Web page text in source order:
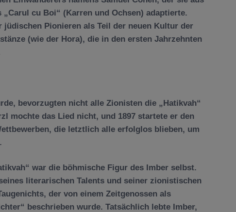
cu Boi“ (Karren und Ochsen) adaptierte.
Pionieren als Teil der neuen Kultur der
(wie der Hora), die in den ersten Jahrzehnten
bevorzugten nicht alle Zionisten die „Hatikvah“
mochte das Lied nicht, und 1897 startete er den
die letztlich alle erfolglos blieben, um
war die böhmische Figur des Imber selbst.
literarischen Talents und seiner zionistischen
der von einem Zeitgenossen als
beschrieben wurde. Tatsächlich lebte Imber,